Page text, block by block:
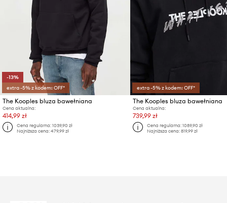
-13%
extra -5% z kodem: OFF*
The Kooples bluza bawełniana
Cena aktualna:
414,99 zł
Cena regularna:1039,90 zł
Najniższa cena:479,99 zł
extra -5% z kodem: OFF*
The Kooples bluza bawełniana
Cena aktualna:
739,99 zł
Cena regularna:1089,90 zł
Najniższa cena:819,99 zł